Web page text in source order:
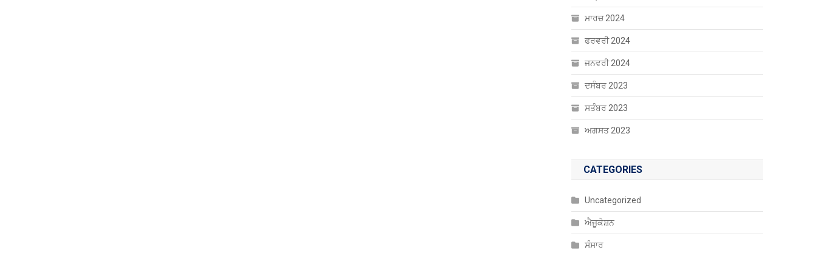
ਮਾਰਚ 2024
ਫਰਵਰੀ 2024
ਜਨਵਰੀ 2024
ਦਸੰਬਰ 2023
ਸਤੰਬਰ 2023
ਅਗਸਤ 2023
CATEGORIES
Uncategorized
ਐਜੂਕੇਸ਼ਨ
ਸੰਸਾਰ